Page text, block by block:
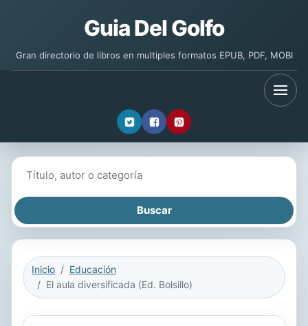
Guia Del Golfo
Gran directorio de libros en multiples formatos EPUB, PDF, MOBI
Inicio
Educación
El aula diversificada (Ed. Bolsillo)